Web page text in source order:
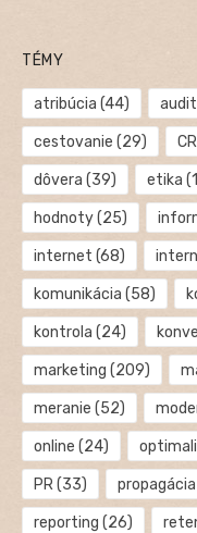
TÉMY
atribúcia (44) audit
cestovanie (29)
dôvera (39) etika
hodnoty(25)
internet (68)
komunikácia (58)
kontrola (24)
marketing (209)
meranie (52)
online (24)
PR(33) propagácia
reporting (26)